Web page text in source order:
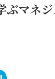
ぶマネ